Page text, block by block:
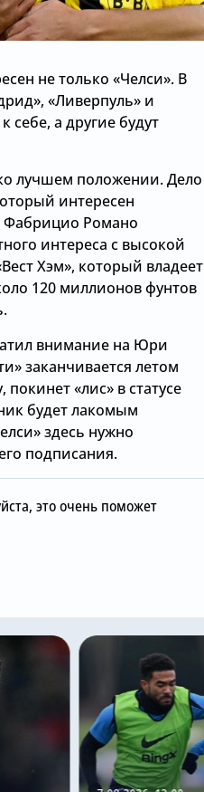
не только «Челси». В
«Ливерпуль» и
себе, а другие будут
лучшем положении. Дело
интересен
Фабрицио Романо
интереса с высокой
Хэм», который владеет
120 миллионов фунтов
внимание на Юри
заканчивается летом
«лис» в статусе
будет лакомым
здесь нужно
подписания.
это очень поможет